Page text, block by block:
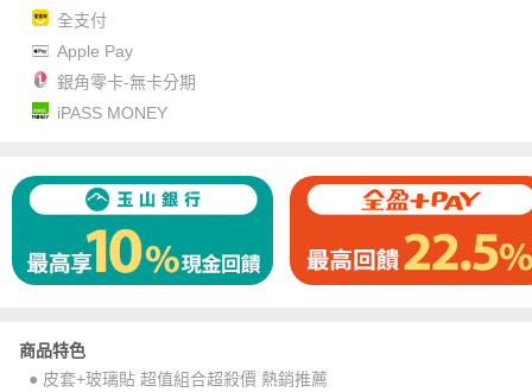
全支付
Apple Pay
銀角零卡-無卡分期
iPASS MONEY
商品特色
● 皮套+玻璃貼 超值組合超殺價 熱銷推薦